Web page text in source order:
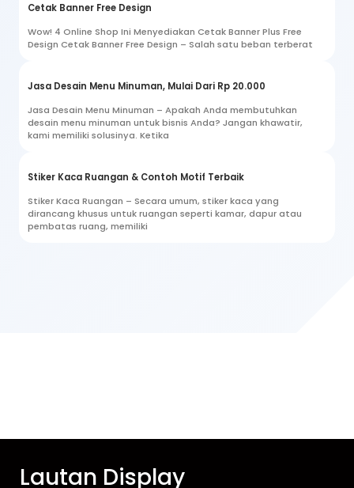
Cetak Banner Free Design
Wow! 4 Online Shop Ini Menyediakan Cetak Banner Plus Free
Design Cetak Banner Free Design – Salah satu beban terberat
Jasa Desain Menu Minuman, Mulai Dari Rp 20.000
Jasa Desain Menu Minuman – Apakah Anda membutuhkan
desain menu minuman untuk bisnis Anda? Jangan khawatir,
kami memiliki solusinya. Ketika
Stiker Kaca Ruangan & Contoh Motif Terbaik
Stiker Kaca Ruangan – Secara umum, stiker kaca yang
dirancang khusus untuk ruangan seperti kamar, dapur atau
pembatas ruang, memiliki
Lautan Display